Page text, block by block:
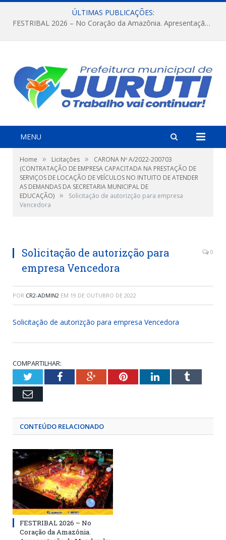
ÚLTIMAS PUBLICAÇÕES:
FESTRIBAL 2026 – No Coração da Amazônia. Apresentação da Munduruku.
MENU
Home » Licitações »
CARONA Nº A/2022-200703
(CONTRATAÇÃO DE EMPRESA CAPACITADA NA PRESTAÇÃO DE
SERVIÇOS DE LOCAÇÃO DE VEÍCULOS NO INTUITO DE ATENDER
AS DEMANDAS DA SECRETARIA MUNICIPAL DE
EDUCAÇÃO) »
Solicitação de autorizção para empresa
Vencedora
Solicitação de autorizção para
empresa Vencedora
0
POR CR2-ADMIN2 EM 19 DE OUTUBRO DE 2022
Solicitação de autorizção para empresa Vencedora
COMPARTILHAR:
TwitterFacebookGoogle+PinterestLinkedInTumblr
Email
CONTEÚDO RELACIONADO
FESTRIBAL 2026 – No
Coração da Amazônia.